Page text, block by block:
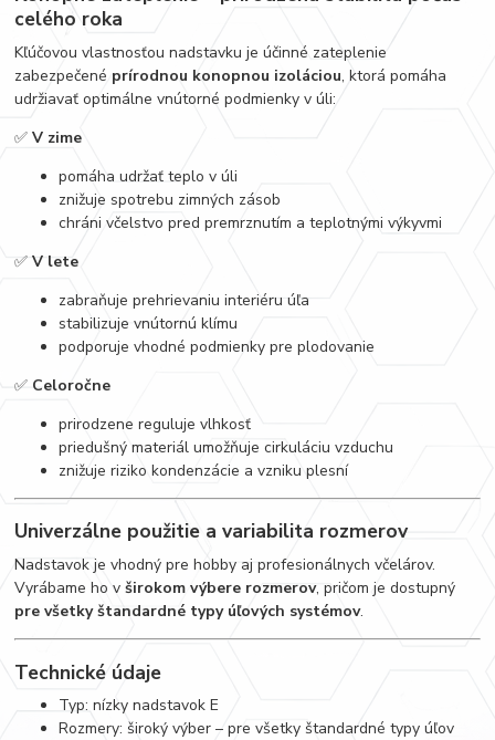
celého roka
Kľúčovou vlastnosťou nadstavku je účinné zateplenie
zabezpečené prírodnou konopnou izoláciou, ktorá pomáha
udržiavať optimálne vnútorné podmienky v úli:
✅V zime
pomáha udržať teplo v úli
znižuje spotrebu zimných zásob
chráni včelstvo pred premrznutím a teplotnými výkyvmi
✅V lete
zabraňuje prehrievaniu interiéru úľa
stabilizuje vnútornú klímu
podporuje vhodné podmienky pre plodovanie
✅ Celoročne
prirodzene reguluje vlhkosť
priedušný materiál umožňuje cirkuláciu vzduchu
znižuje riziko kondenzácie a vzniku plesní
Univerzálne použitie a variabilita rozmerov
Nadstavok je vhodný pre hobby aj profesionálnych včelárov.
Vyrábame ho vširokom výbere rozmerov, pričom je dostupný
pre všetky štandardné typy úľových systémov.
Technické údaje
Typ: nízky nadstavok E
Rozmery: široký výber – pre všetky štandardné typy úľov